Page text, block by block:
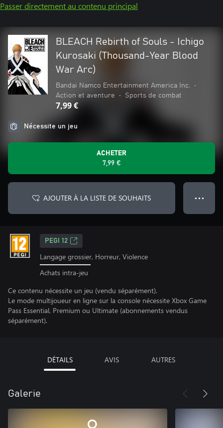
Passer directement au contenu principal
BLEACH Rebirth of Souls - Ichigo
Kurosaki (Thousand-Year Blood
War Arc)
Bandai Namco Entertainment America Inc.
•
Action et aventure
• Sports de combat
7,99 €
Nécessite un jeu
ACHETER
7,99 €
AJOUTER À LA LISTE DE SOUHAITS ● ● ●
PEGI 12
Langage grossier, Horreur, Violence
Achats intra-jeu
Ce contenu nécessite un jeu (vendu séparément).
Le mode multijoueur en ligne sur la console nécessite Xbox Game
Pass Essential, Premium ou Ultimate (abonnements vendus
séparément).
DÉTAILS AVIS AUTRES
Galerie